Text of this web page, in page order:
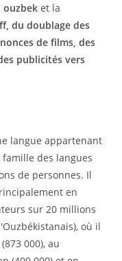
ouzbeket la
du doublage des
de films, des
publicités vers
langue appartenant
des langues
de personnes. Il
en
sur 20 millions
où il
000), au